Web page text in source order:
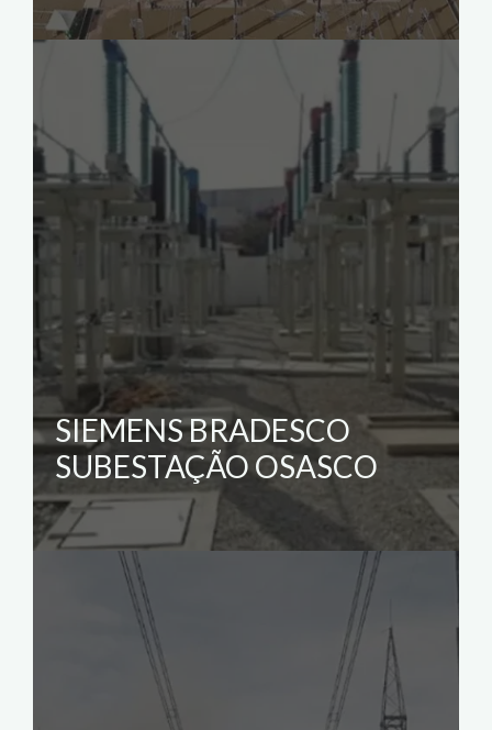
SIEMENS BRADESCO
SUBESTAÇÃO OSASCO